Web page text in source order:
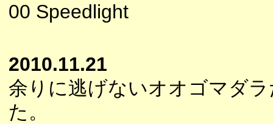
00 Speedlight
2010.11.21
余りに逃げないオオゴマダ
た。